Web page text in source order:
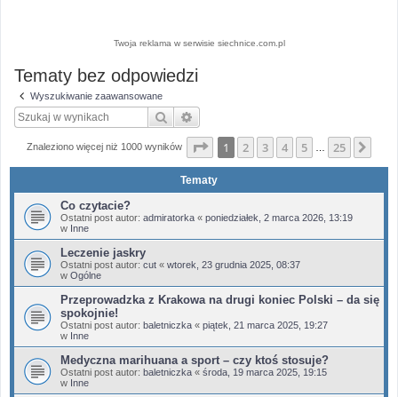
Twoja reklama w serwisie siechnice.com.pl
Tematy bez odpowiedzi
Wyszukiwanie zaawansowane
Szukaj
Znaleziono więcej niż 1000 wyników Strona z25
1 2 3 4 5 25
Tematy
Co czytacie?
Ostatni post autor: admiratorka « poniedziałek, 2 marca 2026, 13:19
w Inne
Leczenie jaskry
Ostatni post autor: cut « wtorek, 23 grudnia 2025, 08:37
w Ogólne
Przeprowadzka z Krakowa na drugi koniec Polski – da się
spokojnie!
Ostatni post autor: baletniczka « piątek, 21 marca 2025, 19:27
w Inne
Medyczna marihuana a sport – czy ktoś stosuje?
Ostatni post autor: baletniczka « środa, 19 marca 2025, 19:15
w Inne